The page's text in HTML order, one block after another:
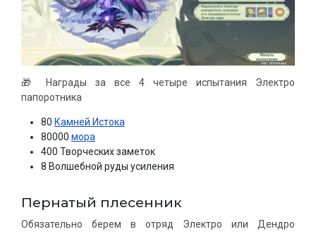
🎁 Награды за все 4 четыре испытания Электро
папоротника
80 Камней Истока
80000 мора
400 Творческих заметок
8 Волшебной руды усиления
Пернатый плесенник
Обязательно берем в отряд Электро или Дендро